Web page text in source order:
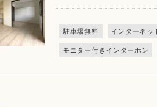
駐車場無料 インターネッ
モニター付きインターホン